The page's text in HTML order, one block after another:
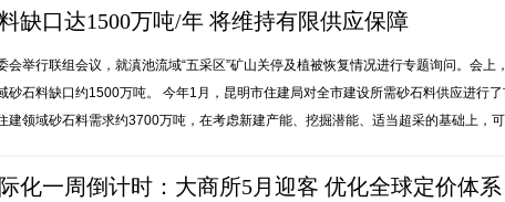
缺口达1500万吨/年 将维持有限供应保障
会举行联组会议，就滇池流域“五采区”矿山关停及植被恢复情况进行专题询问。会上
砂石料缺口约1500万吨。 今年1月，昆明市住建局对全市建设所需砂石料供应进行
建领域砂石料需求约3700万吨，在考虑新建产能、挖掘潜能、适当超采的基础上，
化一周倒计时：大商所5月迎客 优化全球定价体系